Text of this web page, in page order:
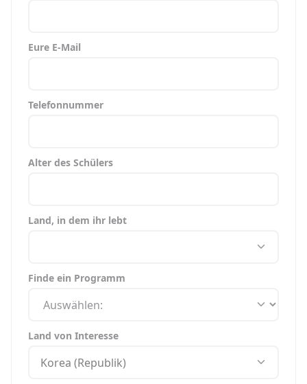
Eure E-Mail
Telefonnummer
Alter des Schülers
Land, in dem ihr lebt
Finde ein Programm
Land von Interesse
Korea (Republik)